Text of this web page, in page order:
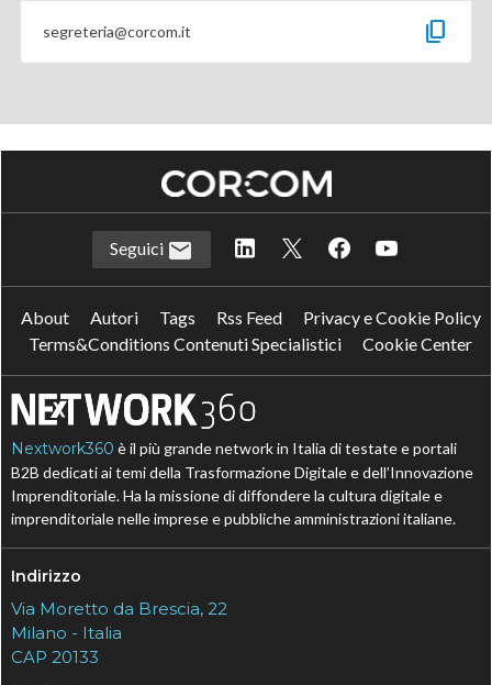
segreteria@corcom.it content_copy
Seguici
About Autori Tags Rss Feed
Privacy e Cookie Policy
Terms&Conditions Contenuti Specialistici
Cookie Center
Nextwork360 è il più grande network in Italia di testate e portali
B2B dedicati ai temi della Trasformazione Digitale e dell’Innovazione
Imprenditoriale. Ha la missione di diffondere la cultura digitale e
imprenditoriale nelle imprese e pubbliche amministrazioni italiane.
Indirizzo
Via Moretto da Brescia, 22
Milano - Italia
CAP 20133